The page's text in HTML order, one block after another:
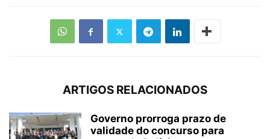
ARTIGOS RELACIONADOS
Governo prorroga prazo de
validade do concurso para